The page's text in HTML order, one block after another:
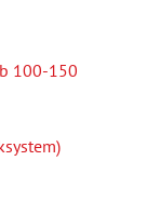
100-150